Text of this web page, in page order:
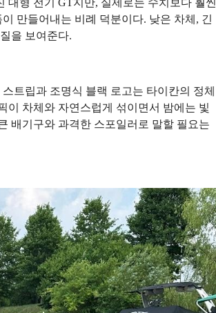
만들어내는 비례 덕분이다. 낮은 차체, 긴
을 보여준다.
트립과 조명식 블랙 로고는 타이칸의 정체
이 차체와 자연스럽게 섞이면서 밤에는 빛
배기구와 과격한 스포일러로 말할 필요는